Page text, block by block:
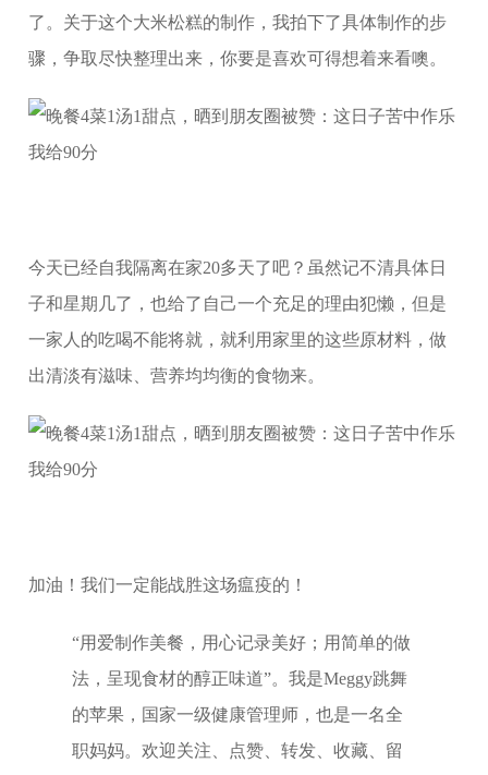
了。关于这个大米松糕的制作，我拍下了具体制作的步
骤，争取尽快整理出来，你要是喜欢可得想着来看噢。
今天已经自我隔离在家20多天了吧？虽然记不清具体日
子和星期几了，也给了自己一个充足的理由犯懒，但是
一家人的吃喝不能将就，就利用家里的这些原材料，做
出清淡有滋味、营养均均衡的食物来。
加油！我们一定能战胜这场瘟疫的！
“用爱制作美餐，用心记录美好；用简单的做
法，呈现食材的醇正味道”。我是Meggy跳舞
的苹果，国家一级健康管理师，也是一名全
职妈妈。欢迎关注、点赞、转发、收藏、留